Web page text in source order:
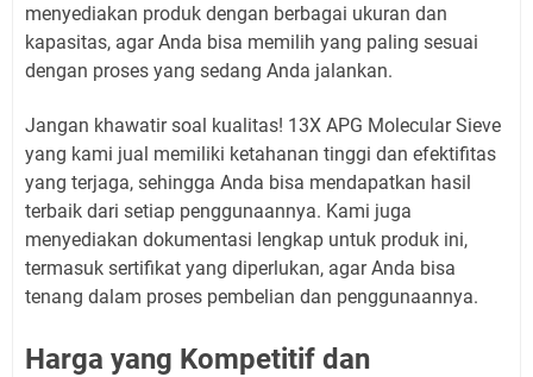
menyediakan produk dengan berbagai ukuran dan
kapasitas, agar Anda bisa memilih yang paling sesuai
dengan proses yang sedang Anda jalankan.
Jangan khawatir soal kualitas! 13X APG Molecular Sieve
yang kami jual memiliki ketahanan tinggi dan efektifitas
yang terjaga, sehingga Anda bisa mendapatkan hasil
terbaik dari setiap penggunaannya. Kami juga
menyediakan dokumentasi lengkap untuk produk ini,
termasuk sertifikat yang diperlukan, agar Anda bisa
tenang dalam proses pembelian dan penggunaannya.
Harga yang Kompetitif dan